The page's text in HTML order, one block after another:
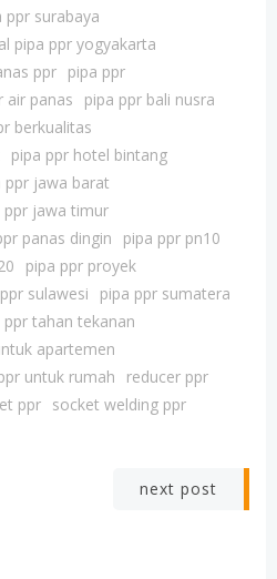
ppr surabaya
pipa ppr yogyakarta
ppr pipa ppr
air panas
pipa ppr bali nusra
berkualitas
pipa ppr hotel bintang
ppr jawa barat
ppr jawa timur
panas dingin
pipa ppr pn10
pipa ppr proyek
sulawesi
pipa ppr sumatera
ppr tahan tekanan
apartemen
untuk rumah
reducer ppr
ppr socket welding ppr
next post